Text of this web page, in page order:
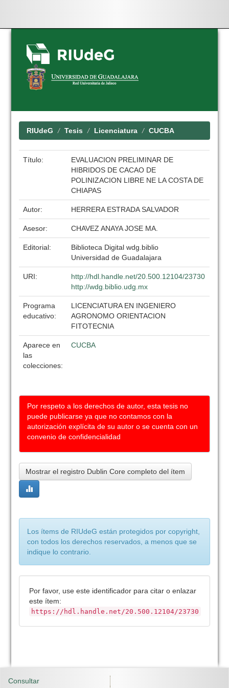
Skip
navigation
RIUdeG Tesis Licenciatura CUCBA
Título:
EVALUACION PRELIMINAR DE
HIBRIDOS DE CACAO DE
POLINIZACION LIBRE NE LA COSTA DE
CHIAPAS
Autor: HERRERA ESTRADA SALVADOR
Asesor: CHAVEZ ANAYA JOSE MA.
Editorial:
Biblioteca Digital wdg.biblio
Universidad de Guadalajara
URI:
http://hdl.handle.net/20.500.12104/23730
http://wdg.biblio.udg.mx
Programa
educativo:
LICENCIATURA EN INGENIERO
AGRONOMO ORIENTACION
FITOTECNIA
Aparece en
las
colecciones:
CUCBA
Por respeto a los derechos de autor, esta tesis no
puede publicarse ya que no contamos con la
autorización explícita de su autor o se cuenta con un
convenio de confidencialidad
Mostrar el registro Dublin Core completo del ítem
Los ítems de RIUdeG están protegidos por copyright,
con todos los derechos reservados, a menos que se
indique lo contrario.
Por favor, use este identificador para citar o enlazar
este ítem:
https://hdl.handle.net/20.500.12104/23730
Consultar